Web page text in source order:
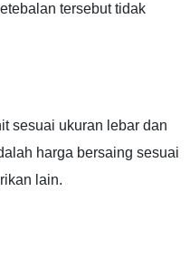
tersebut tidak
sesuai ukuran lebar dan
harga bersaing sesuai
lain.